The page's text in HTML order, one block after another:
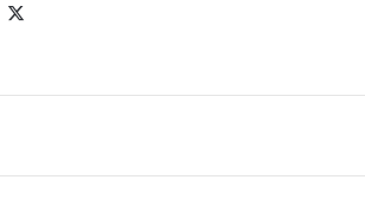
Fa
ok